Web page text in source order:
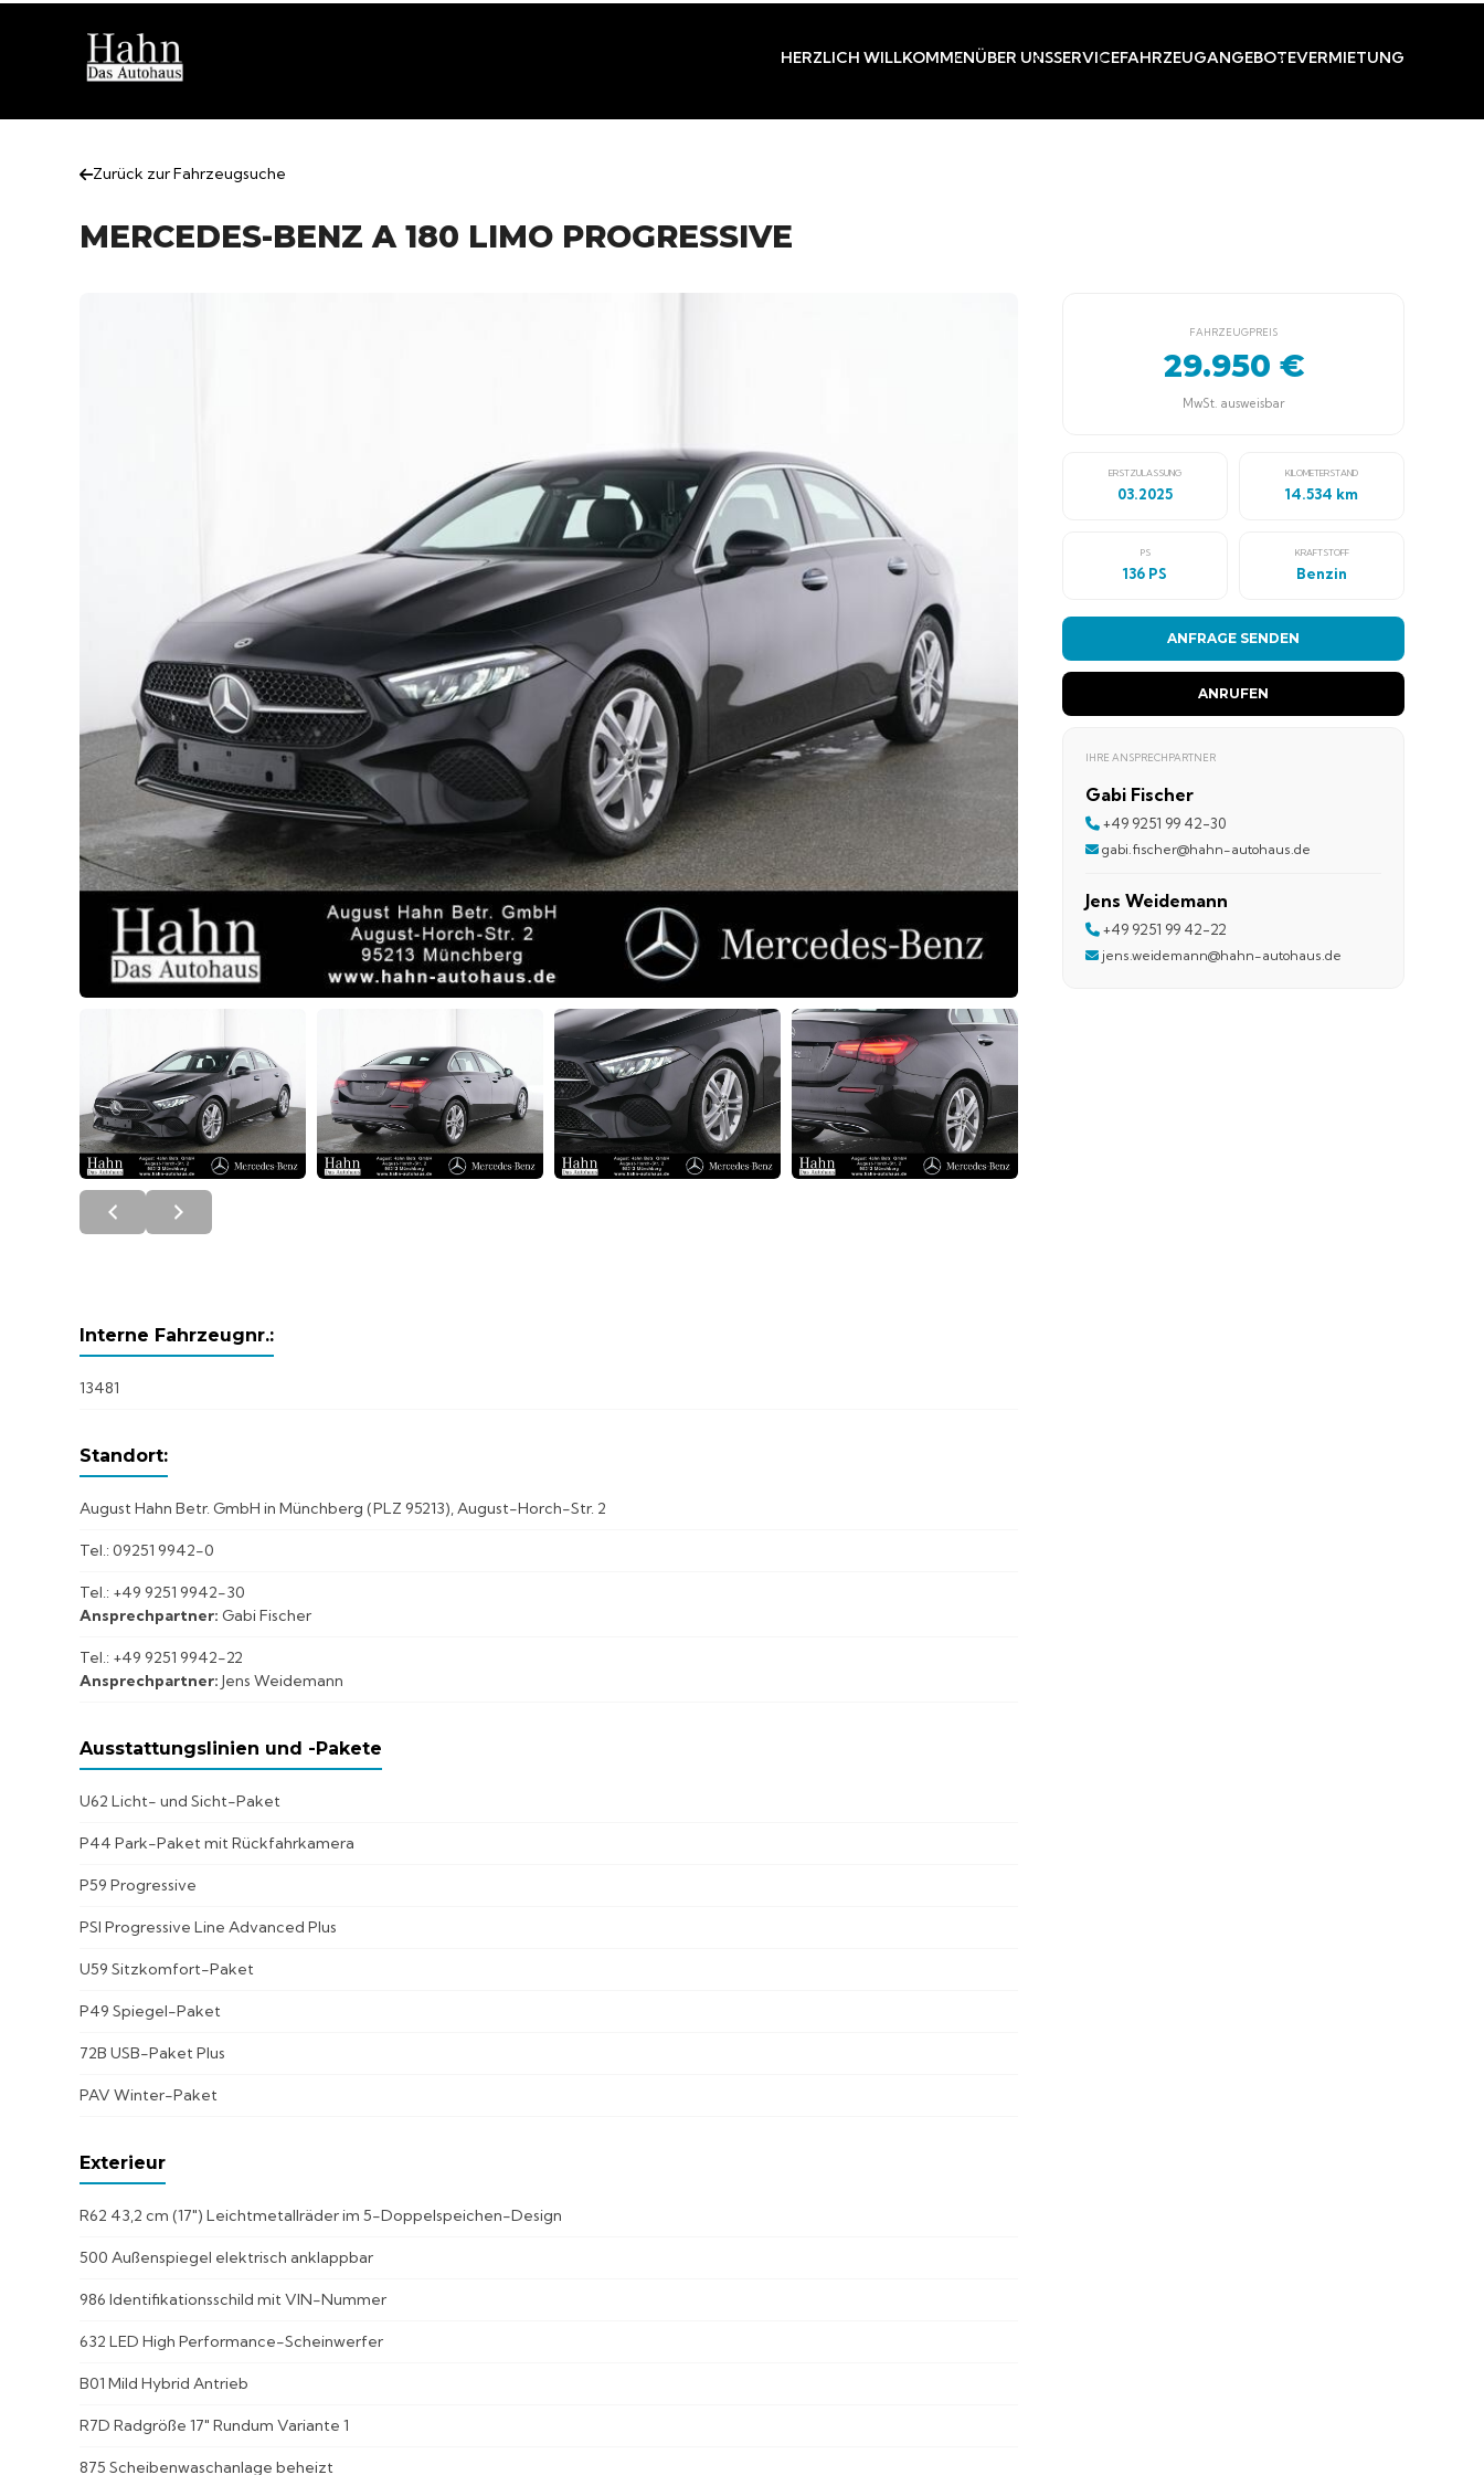
HERZLICH WILLKOMMENÜBER UNSSERVICEFAHRZEUGANGEBOTEVERMIETUNG
Zurück zur Fahrzeugsuche
MERCEDES-BENZ A 180 LIMO PROGRESSIVE
Interne Fahrzeugnr.:
13481
Standort:
August Hahn Betr. GmbH in Münchberg (PLZ 95213), August-Horch-Str. 2
Tel.: 09251 9942-0
Tel.: +49 9251 9942-30
Ansprechpartner: Gabi Fischer
Tel.: +49 9251 9942-22
Ansprechpartner: Jens Weidemann
Ausstattungslinien und -Pakete
U62 Licht- und Sicht-Paket
P44 Park-Paket mit Rückfahrkamera
P59 Progressive
PSI Progressive Line Advanced Plus
U59 Sitzkomfort-Paket
P49 Spiegel-Paket
72B USB-Paket Plus
PAV Winter-Paket
Exterieur
R62 43,2 cm (17") Leichtmetallräder im 5-Doppelspeichen-Design
500 Außenspiegel elektrisch anklappbar
986 Identifikationsschild mit VIN-Nummer
632 LED High Performance-Scheinwerfer
B01 Mild Hybrid Antrieb
R7D Radgröße 17" Rundum Variante 1
875 Scheibenwaschanlage beheizt
FAHRZEUGPREIS
29.950 €
MwSt. ausweisbar
ERSTZULASSUNG
03.2025
KILOMETERSTAND
14.534 km
PS
136 PS
KRAFTSTOFF
Benzin
ANFRAGE SENDEN
ANRUFEN
IHRE ANSPRECHPARTNER
Gabi Fischer
+49 9251 99 42-30
gabi.fischer@hahn-autohaus.de
Jens Weidemann
+49 9251 99 42-22
jens.weidemann@hahn-autohaus.de